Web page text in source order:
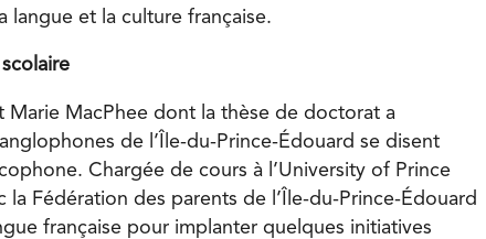
et la culture française.
Marie MacPhee dont la thèse de doctorat a
de l’Île-du-Prince-Édouard se disent
Chargée de cours à l’University of Prince
la Fédération des parents de l’Île-du-Prince-Édouard
française pour implanter quelques initiatives